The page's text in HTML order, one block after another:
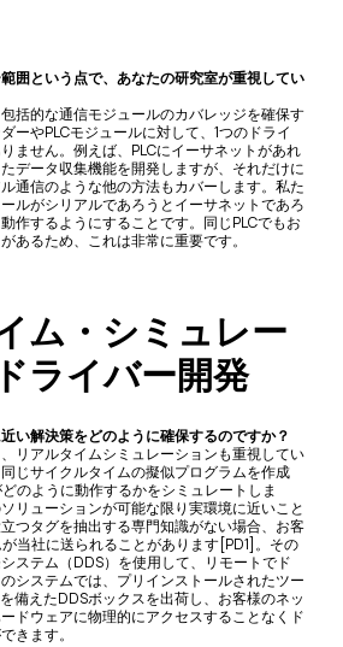
囲という点で、あなたの研究室が重視してい
括的な通信モジュールのカバレッジを確保す
ーやPLCモジュールに対して、1つのドライ
ません。例えば、PLCにイーサネットがあれ
データ収集機能を開発しますが、それだけに
通信のような他の方法もカバーします。私た
ルがシリアルであろうとイーサネットであろ
作するようにすることです。同じPLCでもお
あるため、これは非常に重要です。
ム・シミュレー
ライバー開発
い解決策をどのように確保するのですか？
リアルタイムシミュレーションも重視してい
じサイクルタイムの擬似プログラムを作成
のように動作するかをシミュレートしま
リューションが可能な限り実環境に近いこと
つタグを抽出する専門知識がない場合、お客
当社に送られることがあります[PD1]。その
ステム（DDS）を使用して、リモートでド
システムでは、プリインストールされたツー
備えたDDSボックスを出荷し、お客様のネッ
ドウェアに物理的にアクセスすることなくド
きます。